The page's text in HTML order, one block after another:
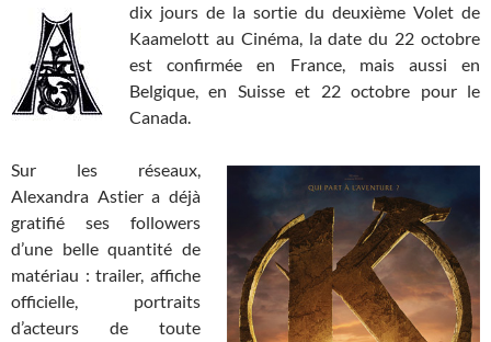
dix jours de la sortie du deuxième Volet de
Kaamelott au Cinéma, la date du 22 octobre
est confirmée en France, mais aussi en
Belgique, en Suisse et 22 octobre pour le
Canada.
Sur les réseaux,
Alexandra Astier a déjà
gratifié ses followers
d’une belle quantité de
matériau : trailer, affiche
officielle, portraits
d’acteurs de toute